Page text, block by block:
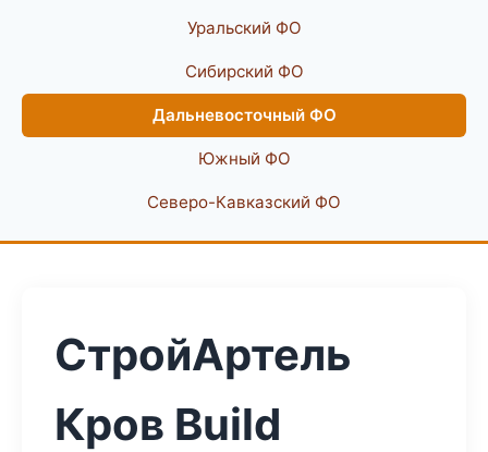
Уральский ФО
Сибирский ФО
Дальневосточный ФО
Южный ФО
Северо-Кавказский ФО
СтройАртель
Кров Build